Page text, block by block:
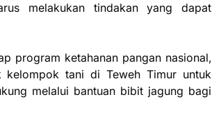
melakukan tindakan yang dapat
program ketahanan pangan nasional,
kelompok tani di Teweh Timur untuk
melalui bantuan bibit jagung bagi